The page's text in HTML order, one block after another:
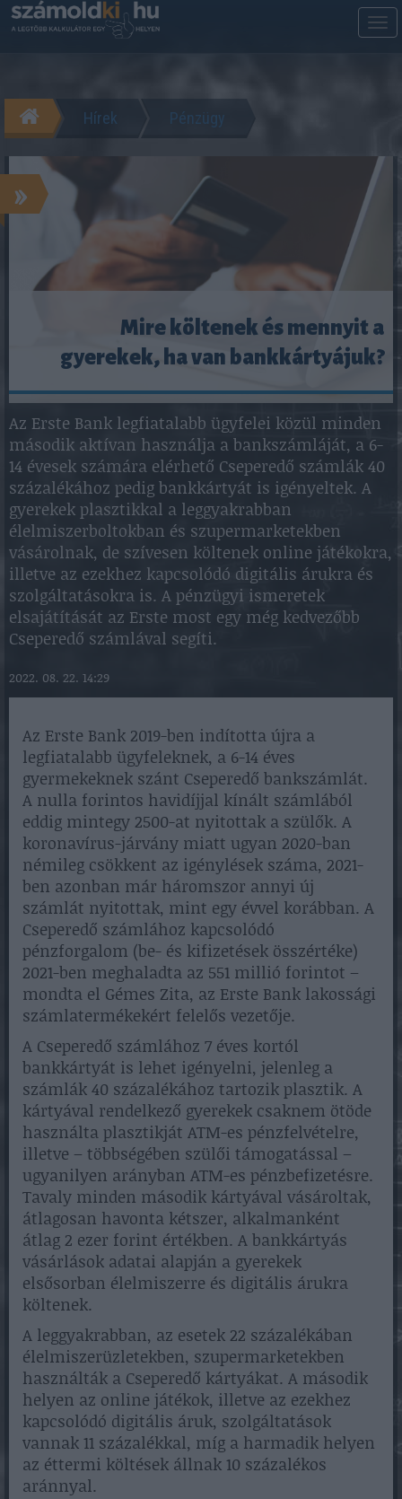
Hírek Pénzügy
»
Mire költenek és mennyit a
gyerekek, ha van bankkártyájuk?
Az Erste Bank legfiatalabb ügyfelei közül minden
második aktívan használja a bankszámláját, a 6-
14 évesek számára elérhető Cseperedő számlák 40
százalékához pedig bankkártyát is igényeltek. A
gyerekek plasztikkal a leggyakrabban
élelmiszerboltokban és szupermarketekben
vásárolnak, de szívesen költenek online játékokra,
illetve az ezekhez kapcsolódó digitális árukra és
szolgáltatásokra is. A pénzügyi ismeretek
elsajátítását az Erste most egy még kedvezőbb
Cseperedő számlával segíti.
2022. 08. 22. 14:29
Az Erste Bank 2019-ben indította újra a
legfiatalabb ügyfeleknek, a 6-14 éves
gyermekeknek szánt Cseperedő bankszámlát.
A nulla forintos havidíjjal kínált számlából
eddig mintegy 2500-at nyitottak a szülők. A
koronavírus-járvány miatt ugyan 2020-ban
némileg csökkent az igénylések száma, 2021-
ben azonban már háromszor annyi új
számlát nyitottak, mint egy évvel korábban. A
Cseperedő számlához kapcsolódó
pénzforgalom (be- és kifizetések összértéke)
2021-ben meghaladta az 551 millió forintot –
mondta el Gémes Zita, az Erste Bank lakossági
számlatermékekért felelős vezetője.
A Cseperedő számlához 7 éves kortól
bankkártyát is lehet igényelni, jelenleg a
számlák 40 százalékához tartozik plasztik. A
kártyával rendelkező gyerekek csaknem ötöde
használta plasztikját ATM-es pénzfelvételre,
illetve – többségében szülői támogatással –
ugyanilyen arányban ATM-es pénzbefizetésre.
Tavaly minden második kártyával vásároltak,
átlagosan havonta kétszer, alkalmanként
átlag 2 ezer forint értékben. A bankkártyás
vásárlások adatai alapján a gyerekek
elsősorban élelmiszerre és digitális árukra
költenek.
A leggyakrabban, az esetek 22 százalékában
élelmiszerüzletekben, szupermarketekben
használták a Cseperedő kártyákat. A második
helyen az online játékok, illetve az ezekhez
kapcsolódó digitális áruk, szolgáltatások
vannak 11 százalékkal, míg a harmadik helyen
az éttermi költések állnak 10 százalékos
aránnyal.